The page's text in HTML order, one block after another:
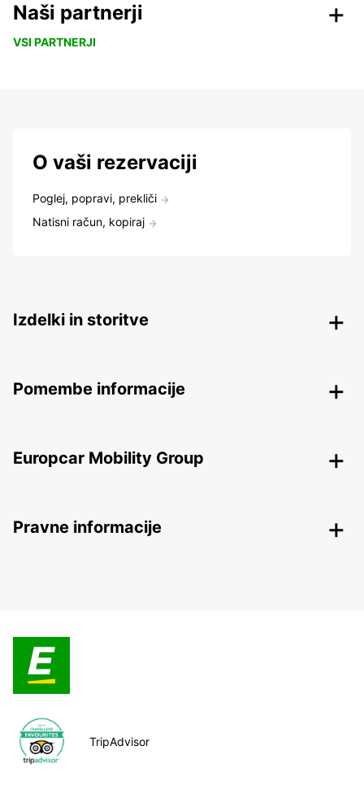
Naši partnerji
VSI PARTNERJI
O vaši rezervaciji
Poglej, popravi, prekliči
Natisni račun, kopiraj
Izdelki in storitve
Pomembe informacije
Europcar Mobility Group
Pravne informacije
TripAdvisor